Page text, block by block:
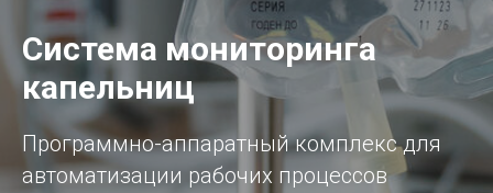
Система мониторинга
капельниц
Программно-аппаратный комплекс для
автоматизации рабочих процессов